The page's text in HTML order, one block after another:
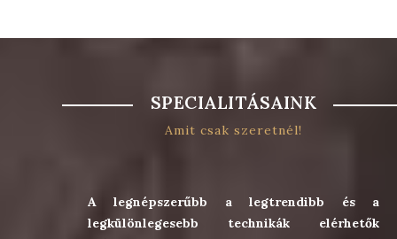
SPECIALITÁSAINK
Amit csak szeretnél!
A legnépszerűbb a legtrendibb és a
legkülönlegesebb technikák elérhetők